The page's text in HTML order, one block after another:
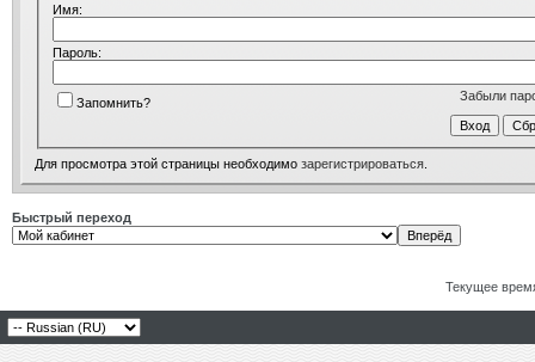
Имя:
Пароль:
Забыли
Запомнить?
Для просмотра этой страницы необходимо зарегистрироваться
Быстрый переход
Текущее